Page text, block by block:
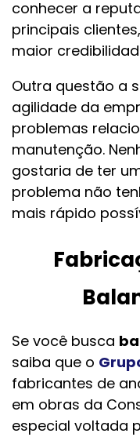
conhecer a
principais
maior
Outra questão a
agilidade da
problemas
manutenção.
gostaria de ter
problema não
mais rápido
Se você busca
saiba que o
fabricantes de
em obras da
especial voltada